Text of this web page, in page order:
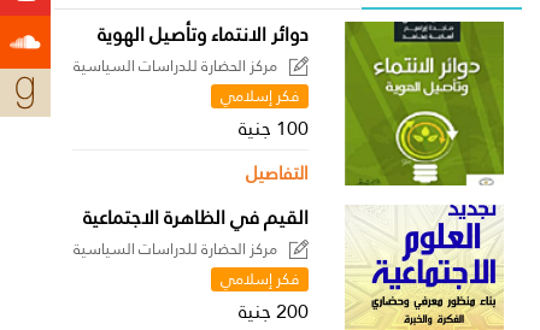
دوائر الانتماء وتأصيل الهوية
مركز الحضارة للدراسات السياسية
فكر إسلامي
100 جنية
التفاصيل
القيم في الظاهرة الاجتماعية
مركز الحضارة للدراسات السياسية
فكر إسلامي
200 جنية